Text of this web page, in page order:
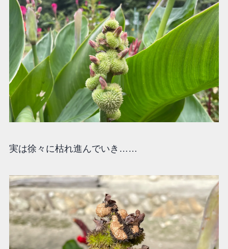
実は徐々に枯れ進んでいき……